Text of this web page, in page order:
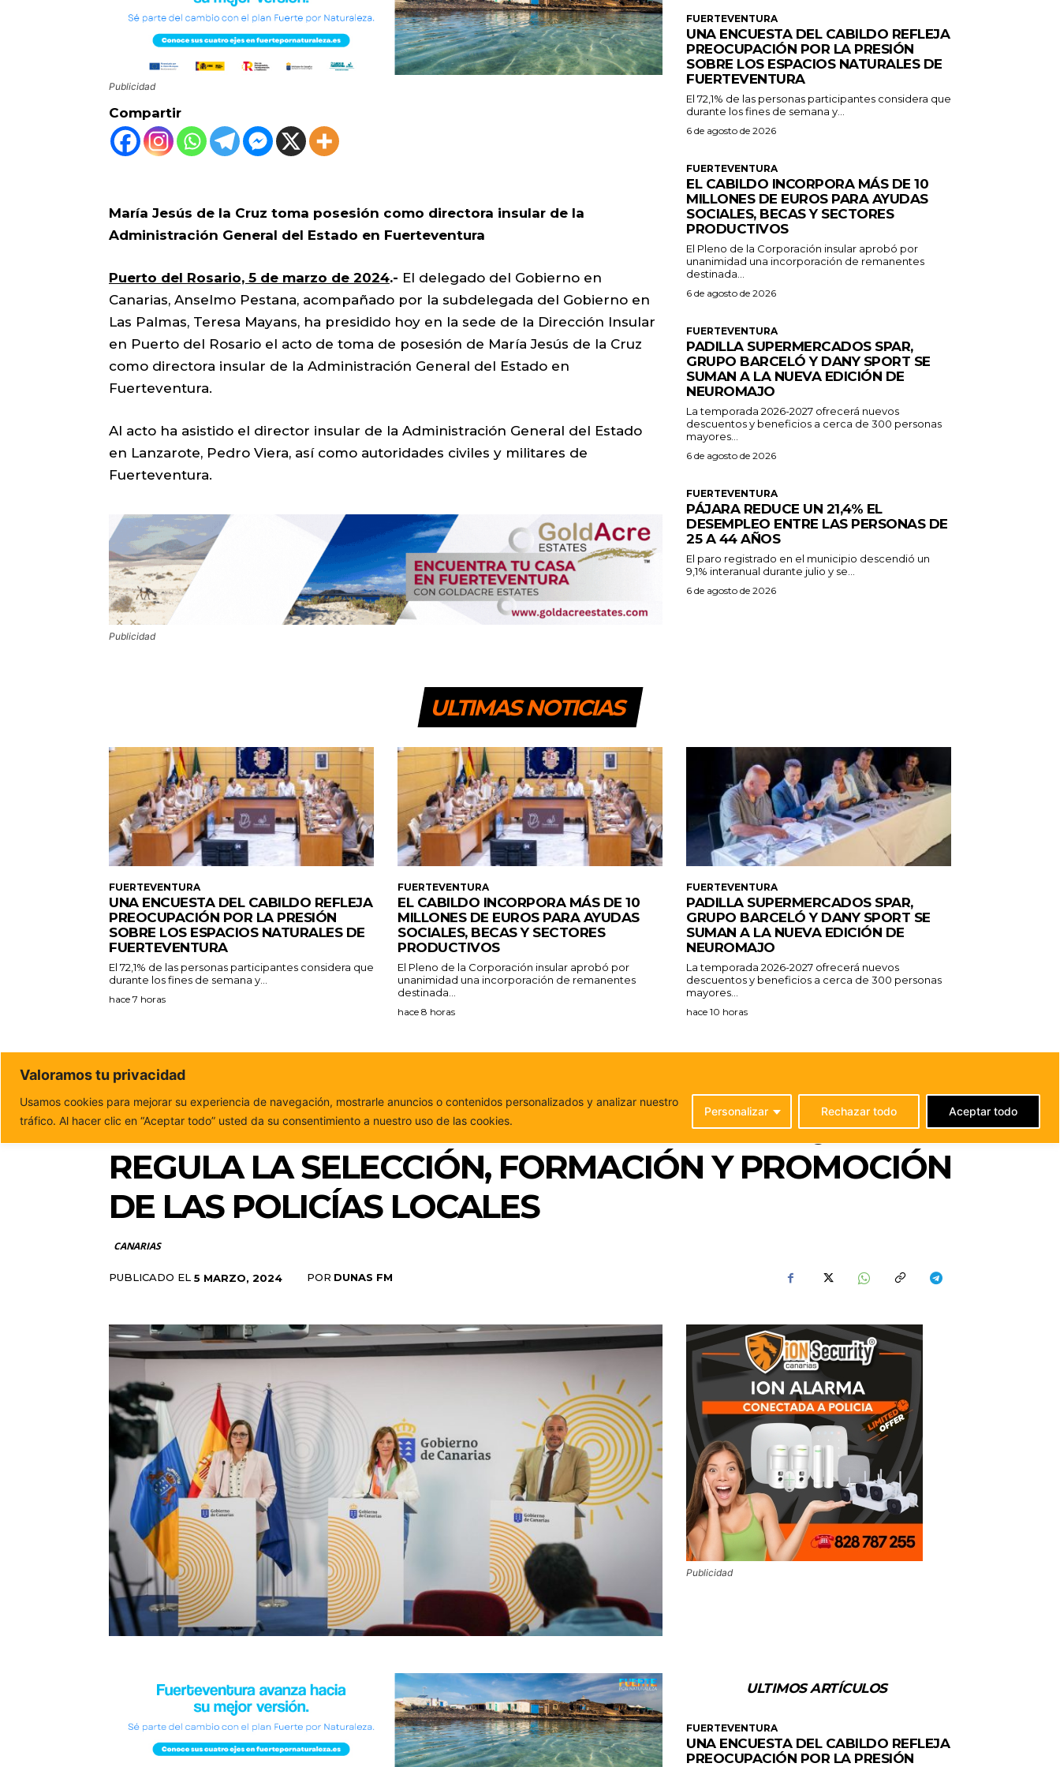
Publicidad
Compartir
María Jesús de la Cruz toma posesión como directora insular de la
Administración General del Estado en Fuerteventura
Puerto del Rosario, 5 de marzo de 2024.- El delegado del Gobierno en
Canarias, Anselmo Pestana, acompañado por la subdelegada del Gobierno en
Las Palmas, Teresa Mayans, ha presidido hoy en la sede de la Dirección Insular
en Puerto del Rosario el acto de toma de posesión de María Jesús de la Cruz
como directora insular de la Administración General del Estado en
Fuerteventura.
Al acto ha asistido el director insular de la Administración General del Estado
en Lanzarote, Pedro Viera, así como autoridades civiles y militares de
Fuerteventura.
Publicidad
FUERTEVENTURA
UNA ENCUESTA DEL CABILDO REFLEJA
PREOCUPACIÓN POR LA PRESIÓN
SOBRE LOS ESPACIOS NATURALES DE
FUERTEVENTURA
El 72,1% de las personas participantes considera que
durante los fines de semana y...
6 de agosto de 2026
FUERTEVENTURA
EL CABILDO INCORPORA MÁS DE 10
MILLONES DE EUROS PARA AYUDAS
SOCIALES, BECAS Y SECTORES
PRODUCTIVOS
El Pleno de la Corporación insular aprobó por
unanimidad una incorporación de remanentes
destinada...
6 de agosto de 2026
FUERTEVENTURA
PADILLA SUPERMERCADOS SPAR,
GRUPO BARCELÓ Y DANY SPORT SE
SUMAN A LA NUEVA EDICIÓN DE
NEUROMAJO
La temporada 2026-2027 ofrecerá nuevos
descuentos y beneficios a cerca de 300 personas
mayores...
6 de agosto de 2026
FUERTEVENTURA
PÁJARA REDUCE UN 21,4% EL
DESEMPLEO ENTRE LAS PERSONAS DE
25 A 44 AÑOS
El paro registrado en el municipio descendió un
9,1% interanual durante julio y se...
6 de agosto de 2026
ULTIMAS NOTICIAS
FUERTEVENTURA
UNA ENCUESTA DEL CABILDO REFLEJA
PREOCUPACIÓN POR LA PRESIÓN
SOBRE LOS ESPACIOS NATURALES DE
FUERTEVENTURA
El 72,1% de las personas participantes considera que
durante los fines de semana y...
hace 7 horas
FUERTEVENTURA
EL CABILDO INCORPORA MÁS DE 10
MILLONES DE EUROS PARA AYUDAS
SOCIALES, BECAS Y SECTORES
PRODUCTIVOS
El Pleno de la Corporación insular aprobó por
unanimidad una incorporación de remanentes
destinada...
hace 8 horas
FUERTEVENTURA
PADILLA SUPERMERCADOS SPAR,
GRUPO BARCELÓ Y DANY SPORT SE
SUMAN A LA NUEVA EDICIÓN DE
NEUROMAJO
La temporada 2026-2027 ofrecerá nuevos
descuentos y beneficios a cerca de 300 personas
mayores...
hace 10 horas